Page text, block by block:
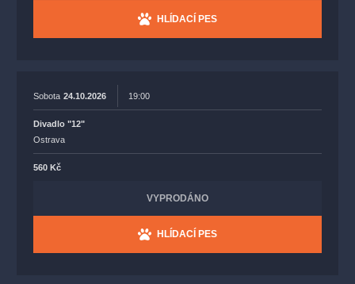
HLÍDACÍ PES
Sobota 24.10.2026 19:00
Divadlo "12"
Ostrava
560 Kč
VYPRODÁNO
HLÍDACÍ PES